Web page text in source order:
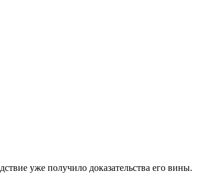
уже получило доказательства его вины.